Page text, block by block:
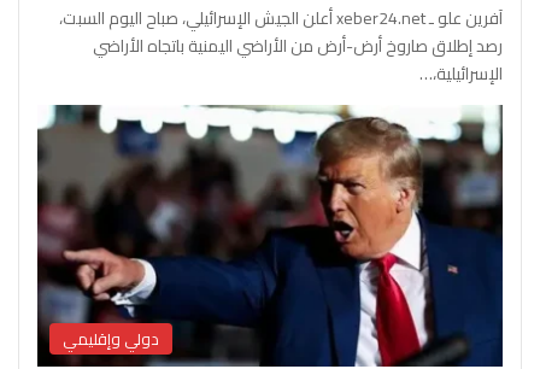
آفرين علو ـ xeber24.net أعلن الجيش الإسرائيلي، صباح اليوم السبت،
رصد إطلاق صاروخ أرض-أرض من الأراضي اليمنية باتجاه الأراضي
الإسرائيلية،…
دولي وإقليمي